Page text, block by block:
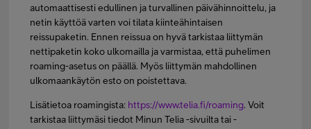
automaattisesti edullinen ja turvallinen päivähinnoittelu, ja
netin käyttöä varten voi tilata kiinteähintaisen
reissupaketin. Ennen reissua on hyvä tarkistaa liittymän
nettipaketin koko ulkomailla ja varmistaa, että puhelimen
roaming-asetus on päällä. Myös liittymän mahdollinen
ulkomaankäytön esto on poistettava.
Lisätietoa roamingista: https://www.telia.fi/roaming. Voit
tarkistaa liittymäsi tiedot Minun Telia -sivuilta tai -